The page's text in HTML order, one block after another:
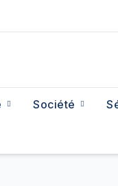
Société